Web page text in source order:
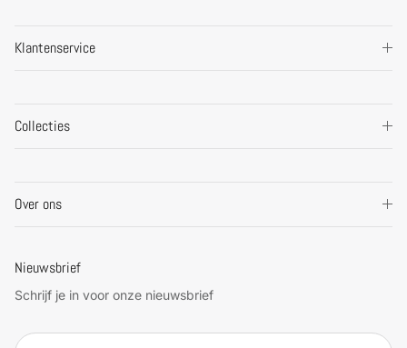
Klantenservice
Collecties
Over ons
Nieuwsbrief
Schrijf je in voor onze nieuwsbrief